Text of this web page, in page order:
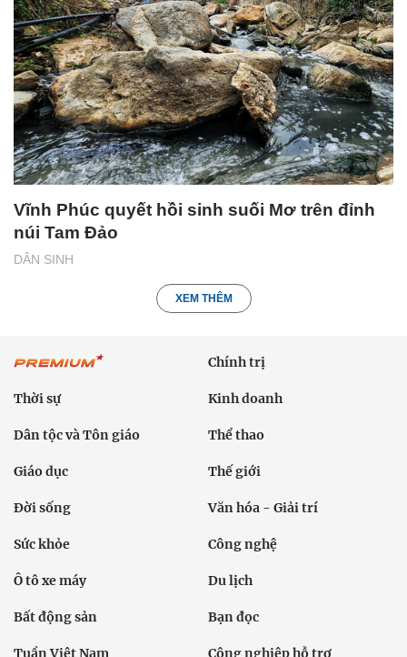
DÂN SINH
Vĩnh Phúc quyết hồi sinh suối Mơ trên đỉnh
núi Tam Đảo
XEM THÊM
Chính trị
Thời sự Kinh doanh
Dân tộc và Tôn giáo Thể thao
Giáo dục Thế giới
Đời sống Văn hóa - Giải trí
Sức khỏe Công nghệ
Ô tô xe máy Du lịch
Bất động sản Bạn đọc
Tuần Việt Nam Công nghiệp hỗ trợ